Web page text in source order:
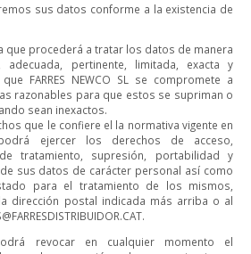
sus datos conforme a la existencia de
que procederá a tratar los datos de manera
adecuada, pertinente, limitada, exacta y
FARRES NEWCO SL se compromete a
razonables para que estos se supriman o
sean inexactos.
que le confiere el la normativa vigente en
ejercer los derechos de acceso,
tratamiento, supresión, portabilidad y
sus datos de carácter personal así como
para el tratamiento de los mismos,
dirección postal indicada más arriba o al
.
revocar en cualquier momento el